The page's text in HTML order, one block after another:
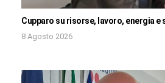
Cupparo su risorse, lavoro, energia e
8 Agosto 2026